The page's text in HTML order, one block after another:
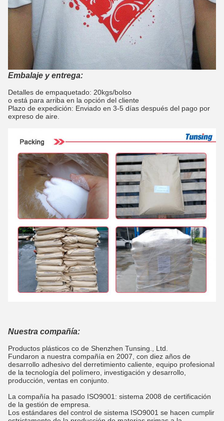
Embalaje y entrega:
Detalles de empaquetado: 20kgs/bolso
o está para arriba en la opción del cliente
Plazo de expedición: Enviado en 3-5 días después del pago por
expreso de aire.
Nuestra compañía:
Productos plásticos co de Shenzhen Tunsing., Ltd.
Fundaron a nuestra compañía en 2007, con diez años de
desarrollo adhesivo del derretimiento caliente, equipo profesional
de la tecnología del polímero, investigación y desarrollo,
producción, ventas en conjunto.
La compañía ha pasado ISO9001: sistema 2008 de certificación
de la gestión de empresa.
Los estándares del control de sistema ISO9001 se hacen cumplir